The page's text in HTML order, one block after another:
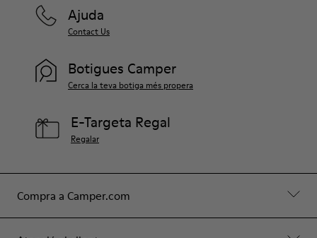
Compra a Camper.com
Ajuda
Contact Us
Botigues Camper
Cerca la teva botiga més propera
E-Targeta Regal
Regalar